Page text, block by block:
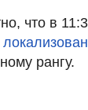
что в
рангу.